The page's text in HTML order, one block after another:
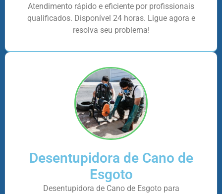
Atendimento rápido e eficiente por profissionais
qualificados. Disponível 24 horas. Ligue agora e
resolva seu problema!
Desentupidora de Cano de
Esgoto
Desentupidora de Cano de Esgoto para